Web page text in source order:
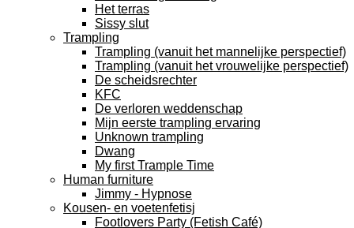
Het terras
Sissy slut
Trampling
Trampling (vanuit het mannelijke perspectief)
Trampling (vanuit het vrouwelijke perspectief)
De scheidsrechter
KFC
De verloren weddenschap
Mijn eerste trampling ervaring
Unknown trampling
Dwang
My first Trample Time
Human furniture
Jimmy - Hypnose
Kousen- en voetenfetisj
Footlovers Party (Fetish Café)